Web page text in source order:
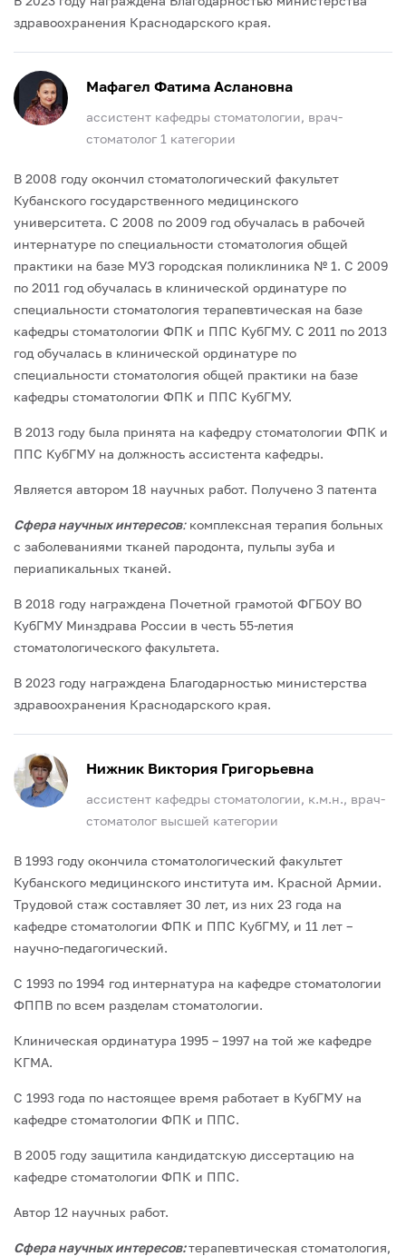
здравоохранения Краснодарского края.
Мафагел Фатима Аслановна
ассистент кафедры стоматологии, врач-
стоматолог 1 категории
В 2008 году окончил стоматологический факультет
Кубанского государственного медицинского
университета. С 2008 по 2009 год обучалась в рабочей
интернатуре по специальности стоматология общей
практики на базе МУЗ городская поликлиника № 1. С 2009
по 2011 год обучалась в клинической ординатуре по
специальности стоматология терапевтическая на базе
кафедры стоматологии ФПК и ППС КубГМУ. С 2011 по 2013
год обучалась в клинической ординатуре по
специальности стоматология общей практики на базе
кафедры стоматологии ФПК и ППС КубГМУ.
В 2013 году была принята на кафедру стоматологии ФПК и
ППС КубГМУ на должность ассистента кафедры.
Является автором 18 научных работ. Получено 3 патента
Сфера научных интересов:комплексная терапия больных
с заболеваниями тканей пародонта, пульпы зуба и
периапикальных тканей.
В 2018 году награждена Почетной грамотой ФГБОУ ВО
КубГМУ Минздрава России в честь 55-летия
стоматологического факультета.
В 2023 году награждена Благодарностью министерства
здравоохранения Краснодарского края.
Нижник Виктория Григорьевна
ассистент кафедры стоматологии, к.м.н., врач-
стоматолог высшей категории
В 1993 году окончила стоматологический факультет
Кубанского медицинского института им. Красной Армии.
Трудовой стаж составляет 30 лет, из них 23 года на
кафедре стоматологии ФПК и ППС КубГМУ, и 11 лет –
научно-педагогический.
С 1993 по 1994 год интернатура на кафедре стоматологии
ФППВ по всем разделам стоматологии.
Клиническая ординатура 1995 – 1997 на той же кафедре
КГМА.
С 1993 года по настоящее время работает в КубГМУ на
кафедре стоматологии ФПК и ППС.
В 2005 году защитила кандидатскую диссертацию на
кафедре стоматологии ФПК и ППС.
Автор 12 научных работ.
Сфера научных интересов:терапевтическая стоматология,